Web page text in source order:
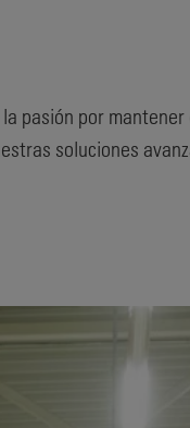
pasión por mantener
soluciones